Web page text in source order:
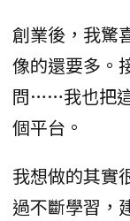
創業後，我驚
像的還要多。
問……我也把
個平台。
我想做的其
過不斷學習，